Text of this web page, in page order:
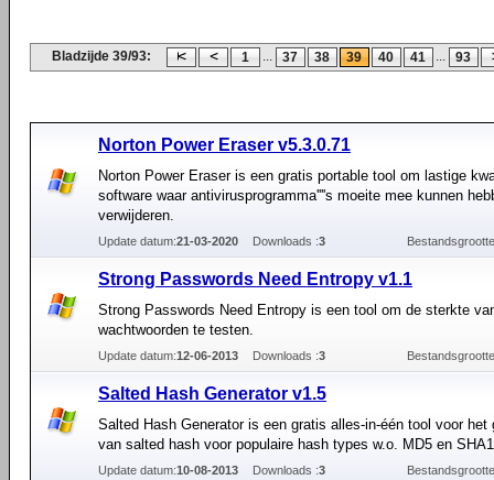
Bladzijde 39/93: 1 ... 37 38 39 40 41 ... 93
Norton Power Eraser v5.3.0.71
Norton Power Eraser is een gratis portable tool om lastige
software waar antivirusprogramma''''s moeite mee kunnen
verwijderen.
Update datum:21-03-2020 Downloads :3
Strong Passwords Need Entropy v1.1
Strong Passwords Need Entropy is een tool om de sterkte
wachtwoorden te testen.
Update datum:12-06-2013 Downloads :3
Salted Hash Generator v1.5
Salted Hash Generator is een gratis alles-in-één tool voor het
van salted hash voor populaire hash types w.o. MD5 en
Update datum:10-08-2013 Downloads :3